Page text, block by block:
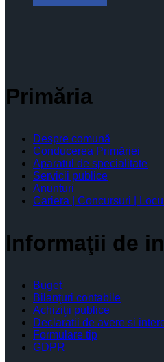
Primăria
Despre comună
Conducerea Primăriei
Aparatul de specialitate
Servicii publice
Anunturi
Cariera | Concursuri |
Informaţii de
Buget
Bilanţuri contabile
Achiziţii publice
Declaratii de avere si
Formulare tip
GDPR